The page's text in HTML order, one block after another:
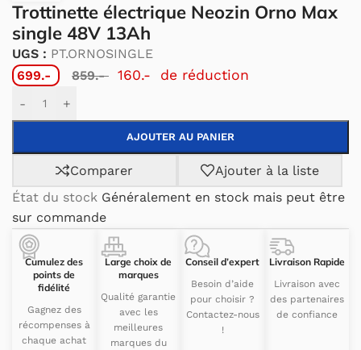
Trottinette électrique Neozin Orno Max
single 48V 13Ah
UGS : PT.ORNOSINGLE
699.-
859.- 160.- de réduction
- +
AJOUTER AU PANIER
Alternative:
Comparer
Ajouter à la liste
État du stock Généralement en stock mais peut être
sur commande
Cumulez des
points de
fidélité
Gagnez des
récompenses à
chaque achat
Large choix de
marques
Qualité garantie
avec les
meilleures
marques du
Conseil d’expert
Besoin d’aide
pour choisir ?
Contactez-nous
!
Livraison Rapide
Livraison avec
des partenaires
de confiance